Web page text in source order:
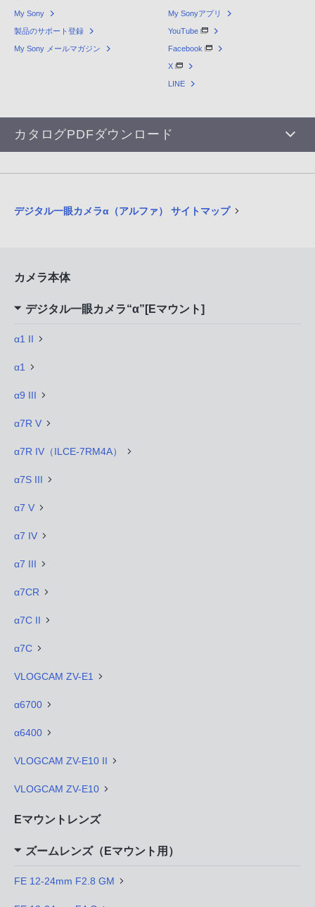
My Sony
製品のサポート登録
My Sony メールマガジン
My Sonyアプリ
YouTube
Facebook
X
LINE
カタログPDFダウンロード
デジタル一眼カメラα（アルファ） サイトマップ
カメラ本体
デジタル一眼カメラ“α”[Eマウント]
α1 II
α1
α9 III
α7R V
α7R IV（ILCE-7RM4A）
α7S III
α7 V
α7 IV
α7 III
α7CR
α7C II
α7C
VLOGCAM ZV-E1
α6700
α6400
VLOGCAM ZV-E10 II
VLOGCAM ZV-E10
Eマウントレンズ
ズームレンズ（Eマウント用）
FE 12-24mm F2.8 GM